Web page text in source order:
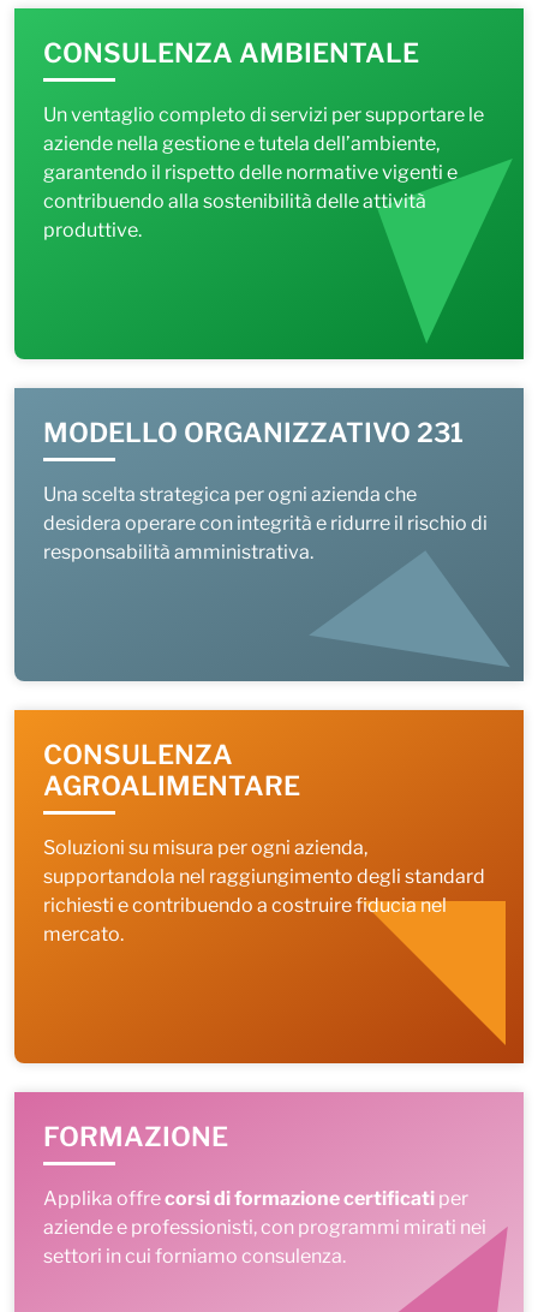
CONSULENZA AMBIENTALE
Un ventaglio completo di servizi per supportare le
aziende nella gestione e tutela dell’ambiente,
garantendo il rispetto delle normative vigenti e
contribuendo alla sostenibilità delle attività
produttive.
MODELLO ORGANIZZATIVO 231
Una scelta strategica per ogni azienda che
desidera operare con integrità e ridurre il rischio di
responsabilità amministrativa.
CONSULENZA
AGROALIMENTARE
Soluzioni su misura per ogni azienda,
supportandola nel raggiungimento degli standard
richiesti e contribuendo a costruire fiducia nel
mercato.
FORMAZIONE
Applika offrecorsi di formazione certificati per
aziende e professionisti, con programmi mirati nei
settori in cui forniamo consulenza.